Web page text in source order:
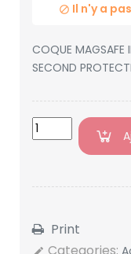
 Il n'y a
COQUE MAGSAFE
SECOND
Print
edit